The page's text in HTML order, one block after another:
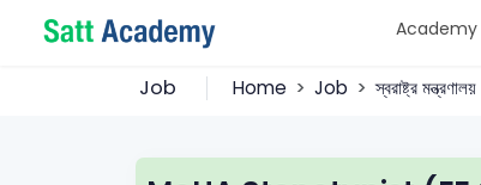
Academy
Job Home Job স্বরাষ্ট্র মন্ত্রণালয়